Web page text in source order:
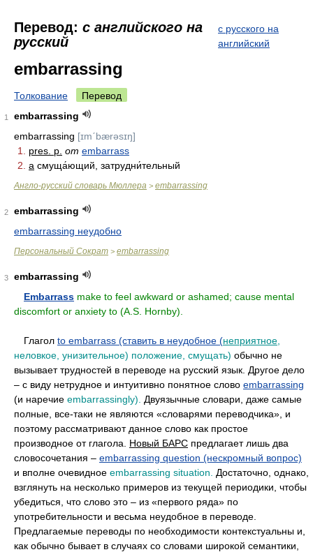
Перевод: с английского на
русский
с русского на
английский
embarrassing
Толкование Перевод
1
embarrassing
embarrassing [ɪmˊbærəsɪŋ]
1.
pres. p. от embarrass
2. a смуща́ющий, затрудни́тельный
Англо-русский словарь Мюллера > embarrassing
2
embarrassing
embarrassing неудобно
Персональный Сократ > embarrassing
3
embarrassing
Embarrass make to feel awkward or ashamed; cause mental
discomfort or anxiety to (A.S. Hornby).
Глагол to embarrass (ставить в неудобное (неприятное
неловкое, унизительное) положение, смущать) обычно не
вызывает трудностей в переводе на русский язык. Другое дело
– с виду нетрудное и интуитивно понятное слово embarrassing
(и наречие embarrassingly).
Двуязычные словари, даже самые
полные, все-таки не являются «словарями переводчика», и
поэтому рассматривают данное слово как простое
производное от глагола. Новый БАРС предлагает лишь два
словосочетания – embarrassing question (нескромный вопрос)
и вполне очевидное embarrassing situation.
Достаточно, однако,
взглянуть на несколько примеров из текущей периодики, чтобы
убедиться, что слово это – из «первого ряда» по
употребительности и весьма неудобное в переводе.
Предлагаемые переводы по необходимости контекстуальны и,
как обычно бывает в случаях со словами широкой семантики,